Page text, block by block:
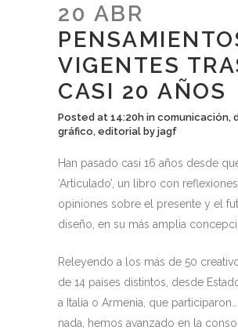
20 ABR
VIGENTES
CASI 20 AÑOS
Posted at 14:20h in comunicación,
gráfico, editorial by jagf
Han pasado casi 16 años desde
‘Articulado’, un libro con
opiniones sobre el presente y el
diseño, en su más amplia
Releyendo a los más de 50
de 14 países distintos, desde
a Italia o Armenia, que
nada, hemos avanzado en la